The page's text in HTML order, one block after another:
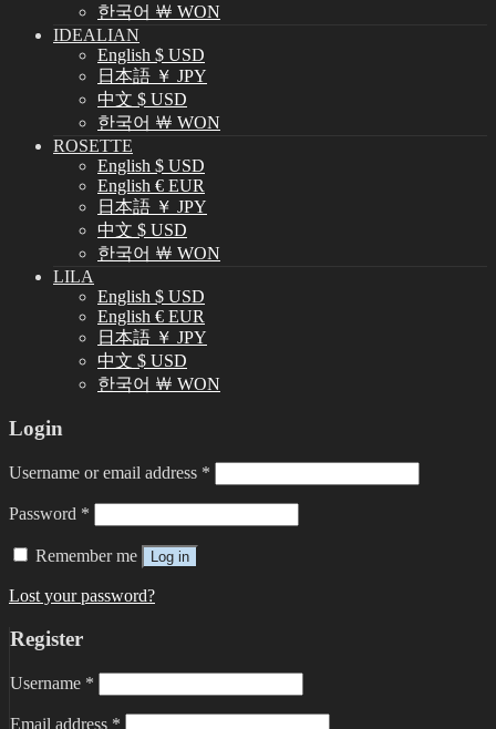
한국어 ￦ WON
IDEALIAN
English $ USD
日本語 ￥ JPY
中文 $ USD
한국어 ￦ WON
ROSETTE
English $ USD
English € EUR
日本語 ￥ JPY
中文 $ USD
한국어 ￦ WON
LILA
English $ USD
English € EUR
日本語 ￥ JPY
中文 $ USD
한국어 ￦ WON
Login
Username or email address *
Password *
Remember me Log in
Lost your password?
Register
Username *
Email address *